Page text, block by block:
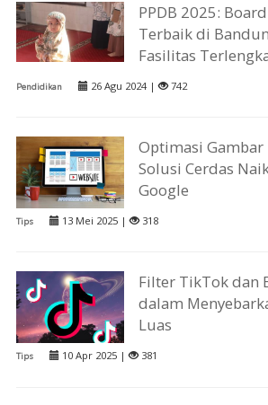
PPDB 2025:
Terbaik di
Fasilitas
Pendidikan 26 Agu 2024 | 742
Optimasi
Solusi Cerdas
Google
Tips 13 Mei 2025 | 318
Filter TikTok dan
dalam
Luas
Tips 10 Apr 2025 | 381